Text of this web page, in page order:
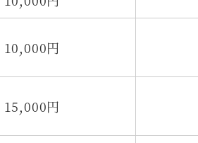
10,000円
15,000円